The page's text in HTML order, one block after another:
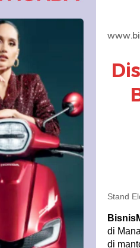
Stand
di
di